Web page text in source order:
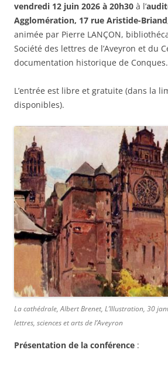
vendredi 12 juin 2026 à 20h30 à l’
Agglomération, 17 rue Aristide-
animée par Pierre LANÇON,
Société des lettres de l’Aveyron et du
documentation historique de Conques.
L’entrée est libre et gratuite (dans la
disponibles).
La cathédrale, Albert Brenet, L’Illustration, 30
lettres, sciences et arts de l’Aveyron
Présentation de la conférence :